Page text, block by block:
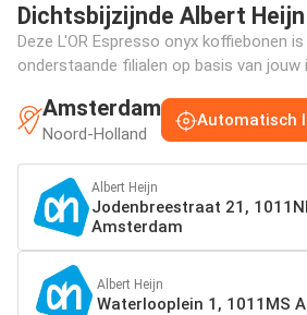
Dichtsbijzijnde Albert Heijn
Deze L'OR Espresso onyx koffiebonen
onderstaande filialen op basis van jouw
Amsterdam
Noord-Holland
Automatisch
Albert Heijn
Jodenbreestraat 21,
Amsterdam
Albert Heijn
Waterlooplein 1, 1011MS